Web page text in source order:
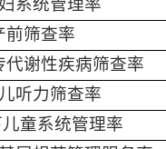
系统管理率
前筛查率
代谢性疾病筛查率
听力筛查率
童系统管理率